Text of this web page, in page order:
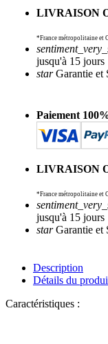
LIVRAISON
*France métropolitaine et
jusqu'à 15 jours
starGarantie et
Paiement
LIVRAISON
*France métropolitaine et
jusqu'à 15 jours
starGarantie et
Description
Détails du
Caractéristiques :